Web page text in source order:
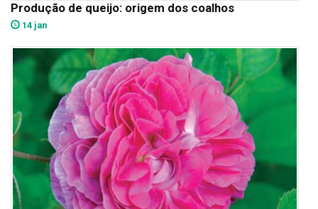
Produção de queijo: origem dos coalhos
14 jan